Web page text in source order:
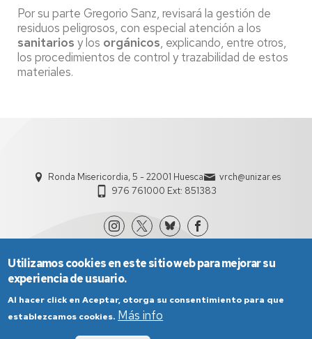
Por su parte Gregorio Sanz, revisará la gestión de
residuos peligrosos, con especial atención a los
sanitarios y los orgánicos, explicando, entre otros,
los procedimientos de control y trazabilidad de estos
materiales.
Ronda Misericordia, 5 - 22001 Huesca
vrch@unizar.es
976 761000 Ext: 851383
Utilizamos cookies en este sitio web para mejorar su
experiencia de usuario.
Al hacer click en Aceptar, otorga su consentimiento para que
establezcamos cookies. Más info